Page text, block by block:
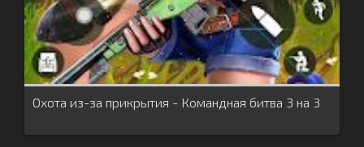
Охота из-за прикрытия - Командная битва 3 на 3